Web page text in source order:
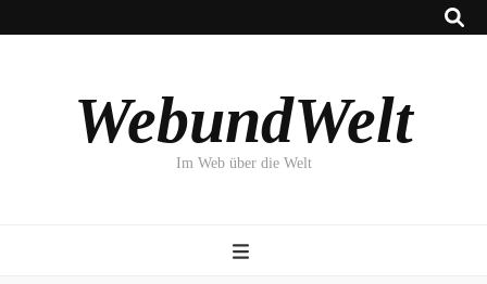
WebundWelt
Im Web über die Welt